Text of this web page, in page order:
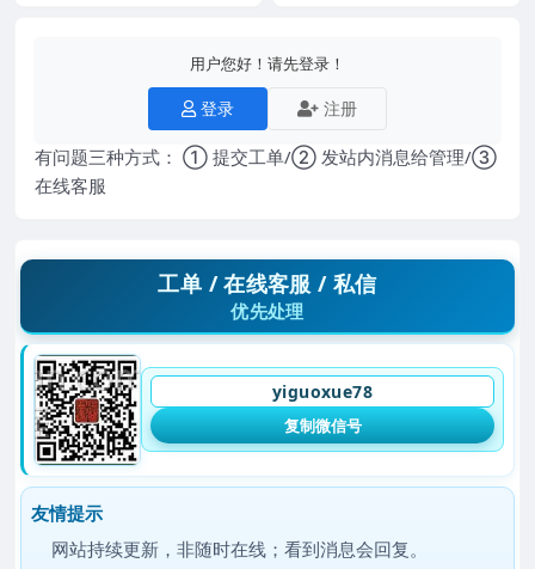
用户您好！请先登录！
登录 注册
有问题三种方式： ① 提交工单/② 发站内消息给管理/③
在线客服
工单 / 在线客服 / 私信
优先处理
yiguoxue78
复制微信号
友情提示
网站持续更新，非随时在线；看到消息会回复。